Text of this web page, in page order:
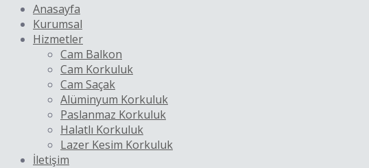
Anasayfa
Kurumsal
Hizmetler
Cam Balkon
Cam Korkuluk
Cam Saçak
Alüminyum Korkuluk
Paslanmaz Korkuluk
Halatlı Korkuluk
Lazer Kesim Korkuluk
İletişim